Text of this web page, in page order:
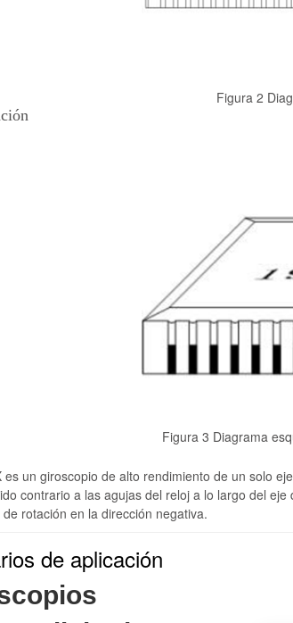
Figura 2
Figura 3 Diagrama
es un giroscopio de alto rendimiento de un solo
contrario a las agujas del reloj a lo largo del
rotación en la dirección negativa.
de aplicación